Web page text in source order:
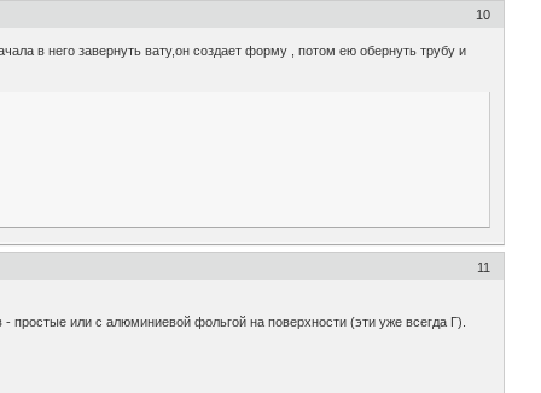
10
в него завернуть вату,он создает форму , потом ею обернуть трубу и
11
или с алюминиевой фольгой на поверхности (эти уже всегда Г).